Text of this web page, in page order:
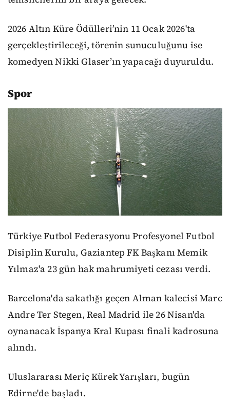
2026 Altın Küre Ödülleri’nin 11 Ocak 2026'ta
gerçekleştirileceği, törenin sunuculuğunu ise
komedyen Nikki Glaser’ın yapacağı duyuruldu.
Spor
Türkiye Futbol Federasyonu Profesyonel Futbol
Disiplin Kurulu, Gaziantep FK Başkanı Memik
Yılmaz'a 23 gün hak mahrumiyeti cezası verdi.
Barcelona'da sakatlığı geçen Alman kalecisi Marc
Andre Ter Stegen, Real Madrid ile 26 Nisan'da
oynanacak İspanya Kral Kupası finali kadrosuna
alındı.
Uluslararası Meriç Kürek Yarışları, bugün
Edirne'de başladı.